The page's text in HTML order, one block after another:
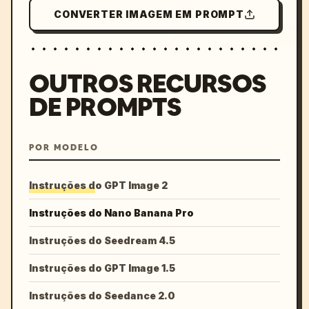
CONVERTER IMAGEM EM PROMPT
OUTROS RECURSOS
DE PROMPTS
POR MODELO
Instruções do GPT Image 2
Instruções do Nano Banana Pro
Instruções do Seedream 4.5
Instruções do GPT Image 1.5
Instruções do Seedance 2.0